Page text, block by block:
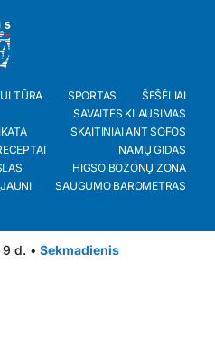
SPORTAS
ŠEŠĖLIAI
SAVAITĖS KLAUSIMAS
SKAITINIAI ANT SOFOS
NAMŲ GIDAS
HIGSO BOZONŲ ZONA
SAUGUMO BAROMETRAS
d. • Sekmadienis